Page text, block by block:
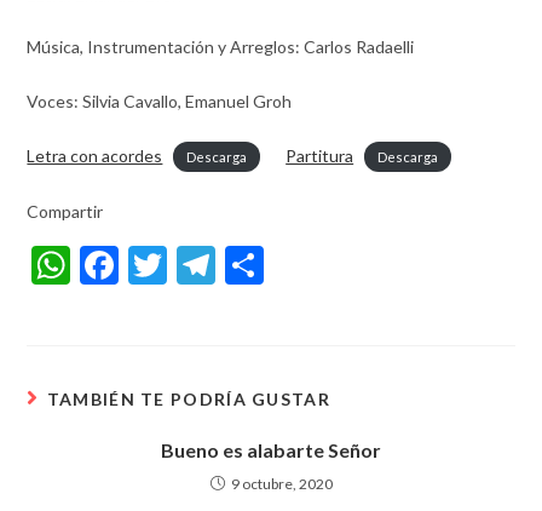
Música, Instrumentación y Arreglos: Carlos Radaelli
Voces: Silvia Cavallo, Emanuel Groh
Letra con acordes Descarga Partitura Descarga
Compartir
W
s
A
F
b
o
T
er
T
gr
a
m
e
TAMBIÉN TE PODRÍA GUSTAR
Bueno es alabarte Señor
9 octubre, 2020